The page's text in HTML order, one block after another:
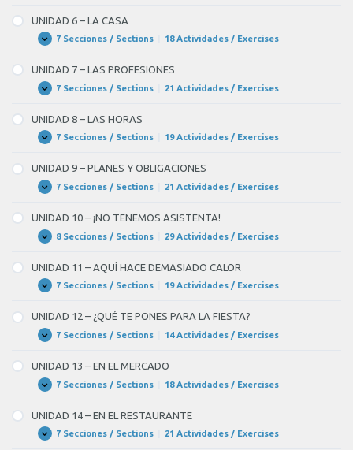
–
OBJETOS
Y
ACCIONES
UNIDAD 6 – LA CASA
Expandir
UNIDAD
–
LA
CASA
7 Secciones / Sections 18 Actividades / Exercises
UNIDAD 7 – LAS PROFESIONES
Expandir
UNIDAD
–
LAS
PROFESIONES
7 Secciones / Sections 21 Actividades / Exercises
UNIDAD 8 – LAS HORAS
Expandir
UNIDAD
–
LAS
HORAS
7 Secciones / Sections 19 Actividades / Exercises
UNIDAD 9 – PLANES Y OBLIGACIONES
Expandir
UNIDAD
–
PLANES
Y
OBLIGACIONES
7 Secciones / Sections 21 Actividades / Exercises
UNIDAD 10 – ¡NO TENEMOS ASISTENTA!
Expandir
UNIDAD
–
¡NO
TENEMOS
ASISTENTA!
8 Secciones / Sections 29 Actividades / Exercises
UNIDAD 11 – AQUÍ HACE DEMASIADO CALOR
Expandir
UNIDAD
–
AQUÍ
HACE
DEMASIADO
7 Secciones / Sections 19 Actividades / Exercises
UNIDAD 12 – ¿QUÉ TE PONES PARA LA FIESTA?
Expandir
UNIDAD
–
¿QUÉ
TE
PONES
LA
FIESTA?
7 Secciones / Sections 14 Actividades / Exercises
UNIDAD 13 – EN EL MERCADO
Expandir
UNIDAD
–
EN
EL
MERCADO
7 Secciones / Sections 18 Actividades / Exercises
UNIDAD 14 – EN EL RESTAURANTE
Expandir
UNIDAD7 Secciones / Sections 21 Actividades / Exercises